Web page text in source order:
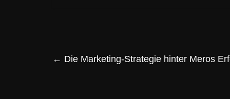
← Die Marketing-Strategie hinter Meros